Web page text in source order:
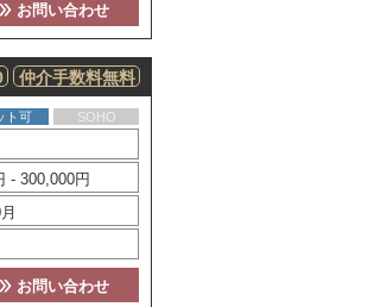
お問い合わせ
仲介手数料無料
ト可 SOHO
- 300,000円
お問い合わせ